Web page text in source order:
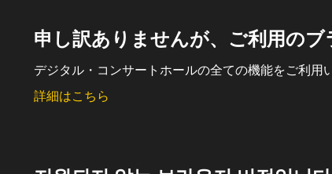
申し訳ありませんが、ご利用の
デジタル・コンサートホールの全ての機能をご利用
詳細はこちら